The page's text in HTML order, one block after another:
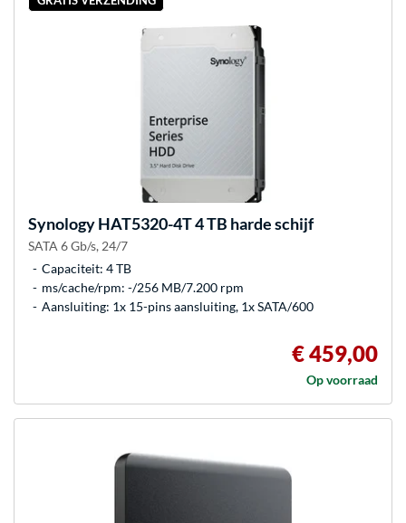
SynologyHAT5320-4T 4 TB harde schijf
SATA 6 Gb/s, 24/7
Capaciteit: 4 TB
ms/cache/rpm: -/256 MB/7.200 rpm
Aansluiting: 1x 15-pins aansluiting, 1x SATA/600
€ 459,00
Op voorraad